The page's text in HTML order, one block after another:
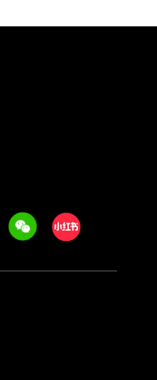
WeechatXiaohongshu/